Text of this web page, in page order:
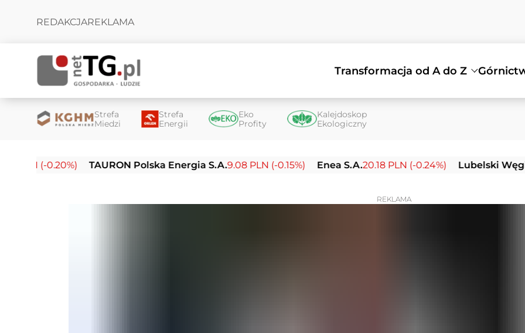
REDAKCJAREKLAMA
Transformacja od A do Z
Strefa
Miedzi
Strefa
Energii
Eko
Profity
Kalejdoskop
Ekologiczny
(-0.20%) TAURON Polska Energia S.A. 9.08 PLN (-0.15%) Enea S.A. 20.18 PLN (-0.24%) Lubelski Węgiel
REKLAMA